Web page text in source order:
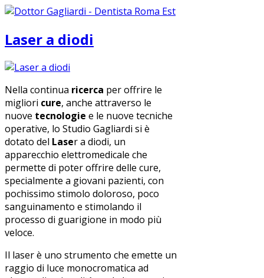
Laser a diodi
Nella continua ricerca per offrire le
migliori cure, anche attraverso le
nuove tecnologie e le nuove tecniche
operative, lo Studio Gagliardi si è
dotato del Laser a diodi, un
apparecchio elettromedicale che
permette di poter offrire delle cure,
specialmente a giovani pazienti, con
pochissimo stimolo doloroso, poco
sanguinamento e stimolando il
processo di guarigione in modo più
veloce.
Il laser è uno strumento che emette un
raggio di luce monocromatica ad